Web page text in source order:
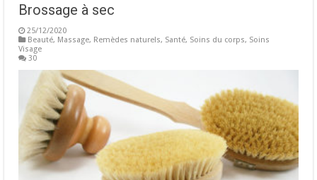
Brossage à sec
25/12/2020
Beauté, Massage, Remèdes naturels, Santé, Soins du corps, Soins
Visage
30